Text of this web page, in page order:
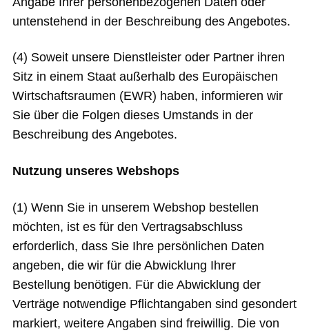
untenstehend in der Beschreibung des Angebotes.
(4) Soweit unsere Dienstleister oder Partner ihren
Sitz in einem Staat außerhalb des Europäischen
Wirtschaftsraumen (EWR) haben, informieren wir
Sie über die Folgen dieses Umstands in der
Beschreibung des Angebotes.
Nutzung unseres Webshops
(1) Wenn Sie in unserem Webshop bestellen
möchten, ist es für den Vertragsabschluss
erforderlich, dass Sie Ihre persönlichen Daten
angeben, die wir für die Abwicklung Ihrer
Bestellung benötigen. Für die Abwicklung der
Verträge notwendige Pflichtangaben sind gesondert
markiert, weitere Angaben sind freiwillig. Die von